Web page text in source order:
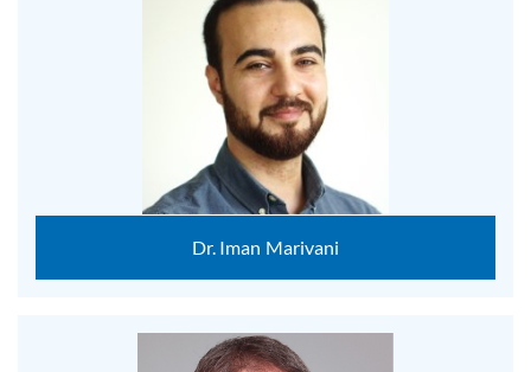
Dr. Iman Marivani